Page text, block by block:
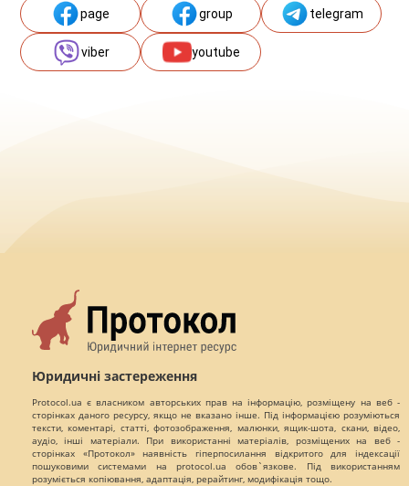
page group telegram
viber youtube
Юридичні застереження
Protocol.ua є власником авторських прав на інформацію, розміщену на веб -
сторінках даного ресурсу, якщо не вказано інше. Під інформацією розуміються
тексти, коментарі, статті, фотозображення, малюнки, ящик-шота, скани, відео,
аудіо, інші матеріали. При використанні матеріалів, розміщених на веб -
сторінках «Протокол» наявність гіперпосилання відкритого для індексації
пошуковими системами на protocol.ua обов`язкове. Під використанням
розуміється копіювання, адаптація, рерайтинг, модифікація тощо.